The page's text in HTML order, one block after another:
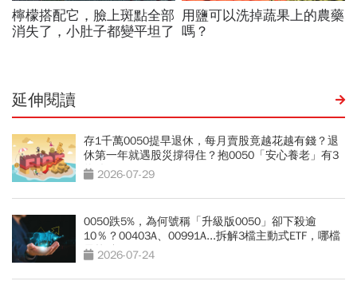
延伸閱讀
存1千萬0050提早退休，每月賣股竟越花越有錢？退
休第一年就遇股災撐得住？抱0050「安心養老」有3
條件2026-07-29
0050跌5%，為何號稱「升級版0050」卻下殺逾
10％？00403A、00991A...拆解3檔主動式ETF，哪檔
最抗跌？
2026-07-24